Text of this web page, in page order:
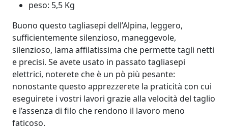
peso: 5,5 Kg
Buono questo tagliasepi dell’Alpina, leggero,
sufficientemente silenzioso, maneggevole,
silenzioso, lama affilatissima che permette tagli netti
e precisi. Se avete usato in passato tagliasepi
elettrici, noterete che è un pò più pesante:
nonostante questo apprezzerete la praticità con cui
eseguirete i vostri lavori grazie alla velocità del taglio
e l’assenza di filo che rendono il lavoro meno
faticoso.